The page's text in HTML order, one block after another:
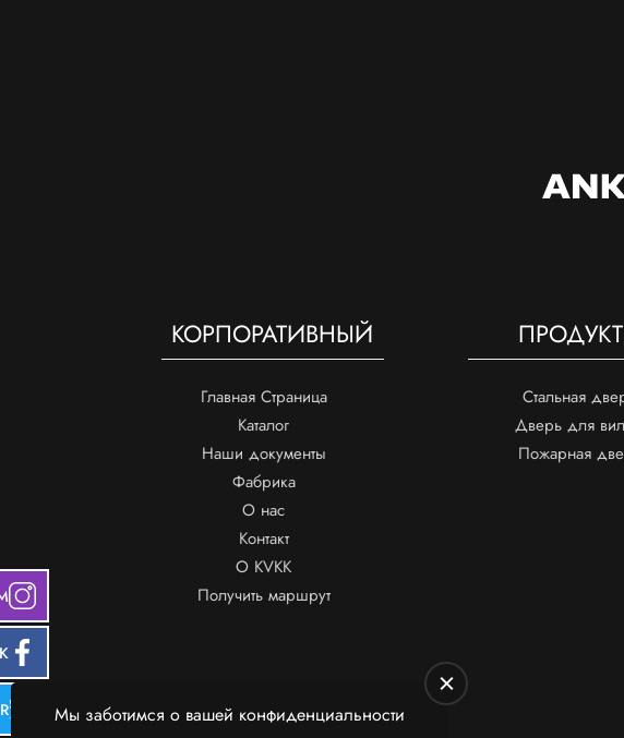
КОРПОРАТИВНЫЙ
Главная Страница
Каталог
Наши документы
Фабрика
О нас
Контакт
О KVKK
Получить маршрут
Стальная
Дверь для
Пожарная
Мы заботимся о вашей конфиденциальности